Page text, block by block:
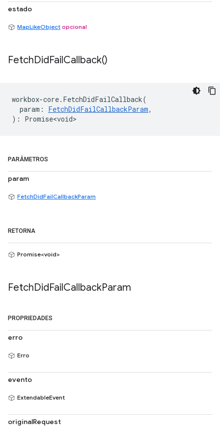
estado
MapLikeObject opcional
FetchDidFailCallback()
workbox-core. FetchDidFailCallback(
param : FetchDidFailCallbackParam,
) : Promise<void>
PARÂMETROS
param
FetchDidFailCallbackParam
RETORNA
Promise<void>
FetchDidFailCallbackParam
PROPRIEDADES
erro
Erro
evento
ExtendableEvent
originalRequest